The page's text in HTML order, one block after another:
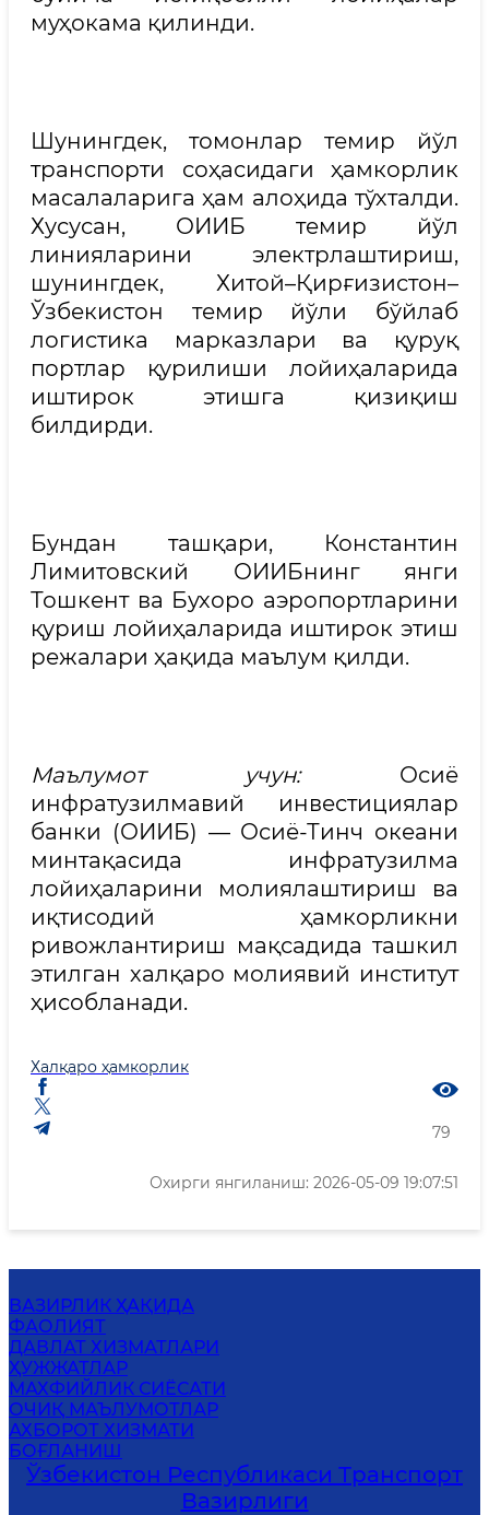
муҳокама қилинди.
Шунингдек, томонлар темир йўл
транспорти соҳасидаги ҳамкорлик
масалаларига ҳам алоҳида тўхталди.
Хусусан, ОИИБ темир йўл
линияларини электрлаштириш,
шунингдек, Хитой–Қирғизистон–
Ўзбекистон темир йўли бўйлаб
логистика марказлари ва қуруқ
портлар қурилиши лойиҳаларида
иштирок этишга қизиқиш
билдирди.
Бундан ташқари, Константин
Лимитовский ОИИБнинг янги
Тошкент ва Бухоро аэропортларини
қуриш лойиҳаларида иштирок этиш
режалари ҳақида маълум қилди.
Маълумот учун: Осиё
инфратузилмавий инвестициялар
банки (ОИИБ) — Осиё-Тинч океани
минтақасида инфратузилма
лойиҳаларини молиялаштириш ва
иқтисодий ҳамкорликни
ривожлантириш мақсадида ташкил
этилган халқаро молиявий институт
ҳисобланади.
Халқаро ҳамкорлик
79
Охирги янгиланиш: 2026-05-09 19:07:51
ВАЗИРЛИК ҲАҚИДА
ФАОЛИЯТ
ДАВЛАТ ХИЗМАТЛАРИ
ҲУЖЖАТЛАР
MАХФИЙЛИК СИЁСАТИ
ОЧИҚ МАЪЛУМОТЛАР
АХБОРОТ ХИЗМАТИ
БОҒЛАНИШ
Ўзбекистон Республикаси Транспорт
Вазирлиги